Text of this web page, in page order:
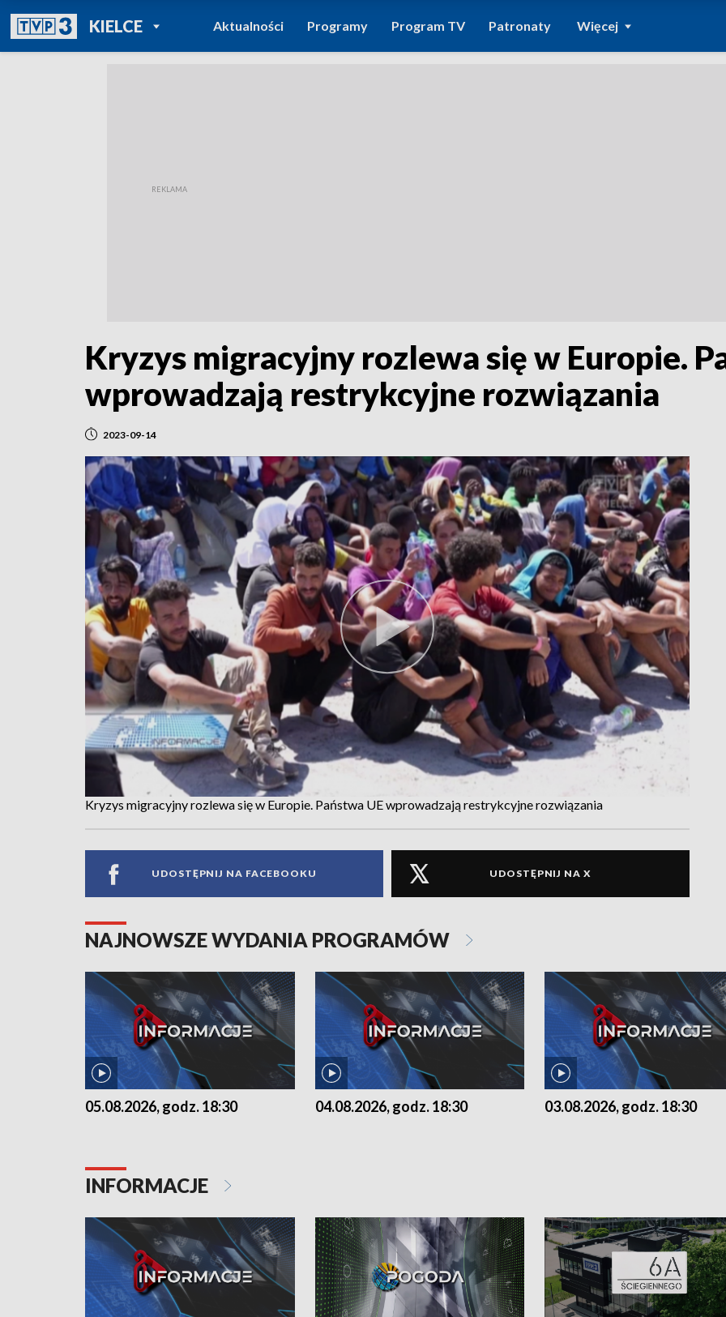
KIELCEPOWRÓT DO
TVP REGIONY
Aktualności Programy Program TV Patronaty Więcej
Kryzys migracyjny rozlewa się w Europie.
wprowadzają restrykcyjne rozwiązania
2023-09-14
Kryzys migracyjny rozlewa się w Europie. Państwa UE wprowadzają restrykcyjne rozwiązania
UDOSTĘPNIJ NA FACEBOOKU UDOSTĘPNIJ NA X
NAJNOWSZE WYDANIA PROGRAMÓW
05.08.2026, godz. 18:30 04.08.2026, godz. 18:30 03.08.2026, godz. 18:30
INFORMACJE